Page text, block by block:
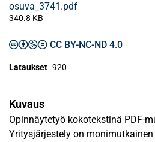
osuva_3741.pdf
340.8 KB
CC BY-NC-ND 4.0
Lataukset 920
Kuvaus
Opinnäytetyö kokotekstinä PDF-
Yritysjärjestely on monimutkainen